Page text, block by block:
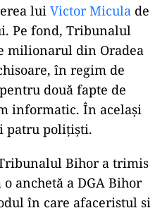
a procesului,
Înalta Curte de Casație